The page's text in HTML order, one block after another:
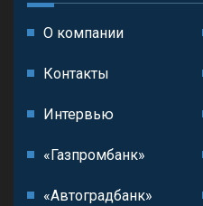
О компании
Контакты
Интервью
«Газпромбанк»
«Автоградбанк»